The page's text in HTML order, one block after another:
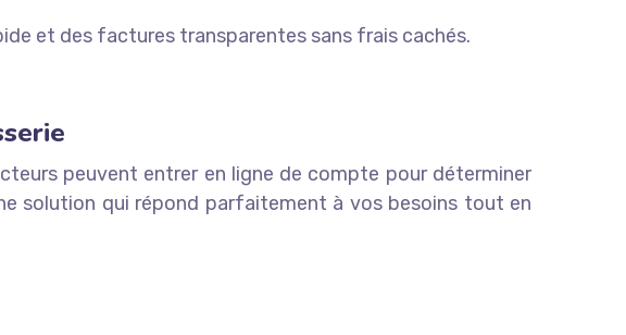
et des factures transparentes sans frais cachés.
peuvent entrer en ligne de compte pour déterminer
solution qui répond parfaitement à vos besoins tout en